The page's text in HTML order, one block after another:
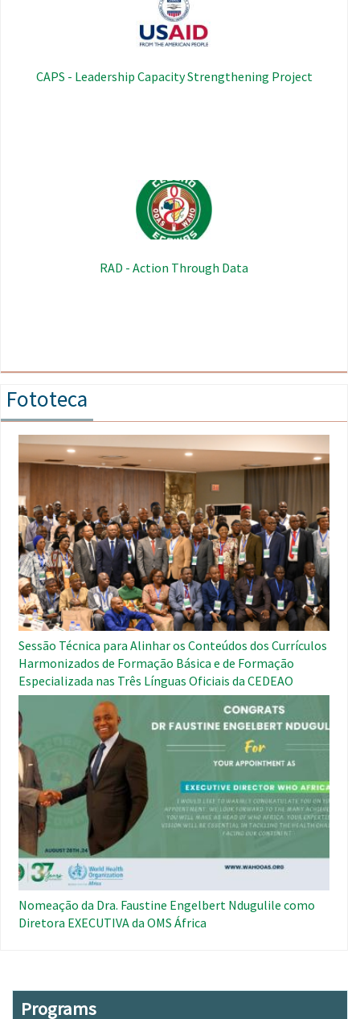
CAPS - Leadership Capacity Strengthening Project
Imagem
RAD - Action Through Data
Fototeca
Imagem
Sessão Técnica para Alinhar os Conteúdos dos Currículos
Harmonizados de Formação Básica e de Formação
Especializada nas Três Línguas Oficiais da CEDEAO
Nomeação da Dra. Faustine Engelbert Ndugulile como
Diretora EXECUTIVA da OMS África
Programs